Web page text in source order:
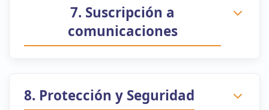
7. Suscripción a
comunicaciones
8. Protección y Seguridad